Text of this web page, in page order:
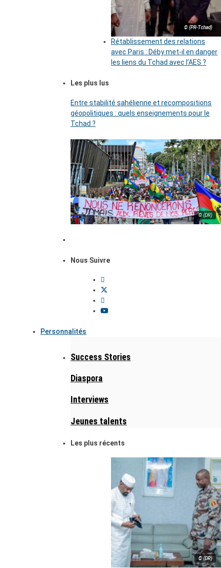
© (PR-Tchad)
Rétablissement des relations
avec Paris : Déby met-il en danger
les liens du Tchad avec l’AES ?
Les plus lus
Entre stabilité sahélienne et recompositions
géopolitiques : quels enseignements pour le
Tchad ?
© (DR)
Nous Suivre
Personnalités
Success Stories
Diaspora
Interviews
Jeunes talents
Les plus récents
© (DR)